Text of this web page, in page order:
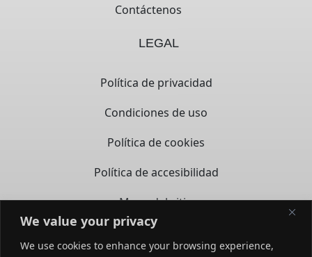
We value your privacy
We use cookies to enhance your browsing experience,
Contáctenos
LEGAL
Política de privacidad
Condiciones de uso
Política de cookies
Política de accesibilidad
Mapa del sitio